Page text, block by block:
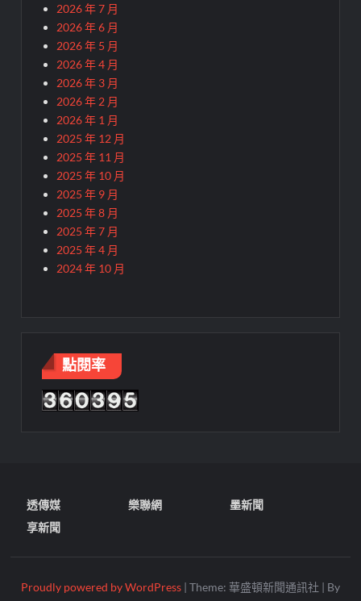
2026 年 7 月
2026 年 6 月
2026 年 5 月
2026 年 4 月
2026 年 3 月
2026 年 2 月
2026 年 1 月
2025 年 12 月
2025 年 11 月
2025 年 10 月
2025 年 9 月
2025 年 8 月
2025 年 7 月
2025 年 4 月
2024 年 10 月
點閱率
透傳媒 樂聯網
墨新聞
享新聞
Proudly powered by WordPress | Theme: 華盛頓新聞通訊社 | By